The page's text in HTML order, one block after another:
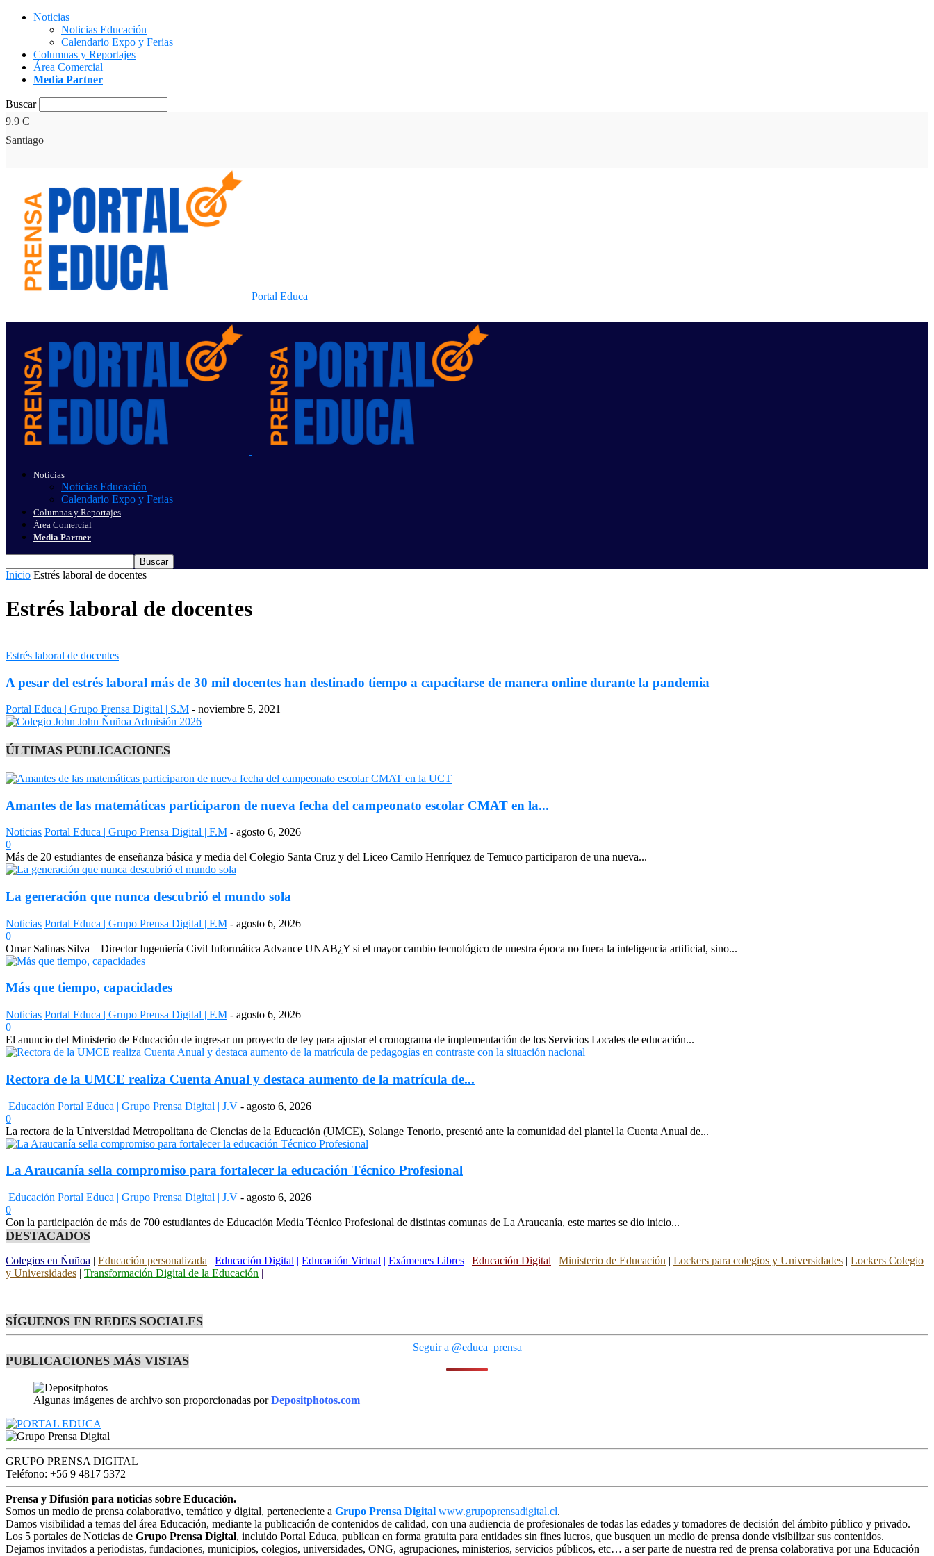
Noticias
Noticias Educación
Calendario Expo y Ferias
Columnas y Reportajes
Área Comercial
Media Partner
Buscar
9.9 C
Santiago
Portal Educa
Noticias
Noticias Educación
Calendario Expo y Ferias
Columnas y Reportajes
Área Comercial
Media Partner
Inicio Estrés laboral de docentes
Estrés laboral de docentes
Estrés laboral de docentes
A pesar del estrés laboral más de 30 mil docentes han destinado tiempo a capacitarse de manera online durante la pandemia
Portal Educa | Grupo Prensa Digital | S.M - noviembre 5, 2021
ÚLTIMAS PUBLICACIONES
Amantes de las matemáticas participaron de nueva fecha del campeonato escolar CMAT en la...
Noticias Portal Educa | Grupo Prensa Digital | F.M - agosto 6, 2026
0
Más de 20 estudiantes de enseñanza básica y media del Colegio Santa Cruz y del Liceo Camilo Henríquez de Temuco participaron de una nueva...
La generación que nunca descubrió el mundo sola
Noticias Portal Educa | Grupo Prensa Digital | F.M - agosto 6, 2026
0
Omar Salinas Silva – Director Ingeniería Civil Informática Advance UNAB¿Y si el mayor cambio tecnológico de nuestra época no fuera la inteligencia artificial, sino...
Más que tiempo, capacidades
Noticias Portal Educa | Grupo Prensa Digital | F.M - agosto 6, 2026
0
El anuncio del Ministerio de Educación de ingresar un proyecto de ley para ajustar el cronograma de implementación de los Servicios Locales de educación...
Rectora de la UMCE realiza Cuenta Anual y destaca aumento de la matrícula de...
Educación Portal Educa | Grupo Prensa Digital | J.V - agosto 6, 2026
0
La rectora de la Universidad Metropolitana de Ciencias de la Educación (UMCE), Solange Tenorio, presentó ante la comunidad del plantel la Cuenta Anual de...
La Araucanía sella compromiso para fortalecer la educación Técnico Profesional
Educación Portal Educa | Grupo Prensa Digital | J.V - agosto 6, 2026
0
Con la participación de más de 700 estudiantes de Educación Media Técnico Profesional de distintas comunas de La Araucanía, este martes se dio inicio...
DESTACADOS
Colegios en Ñuñoa | Educación personalizada | Educación Digital | Educación Virtual | Exámenes Libres | Educación Digital | Ministerio de Educación | Lockers para colegios y Universidades | Lockers Colegio
y Universidades | Transformación Digital de la Educación |
SÍGUENOS EN REDES SOCIALES
Seguir a @educa_prensa
PUBLICACIONES MÁS VISTAS
Algunas imágenes de archivo son proporcionadas porDepositphotos.com
GRUPO PRENSA DIGITAL
Teléfono: +56 9 4817 5372
Prensa y Difusión para noticias sobre Educación.
Somos un medio de prensa colaborativo, temático y digital, perteneciente a Grupo Prensa Digital www.grupoprensadigital.cl.
Damos visibilidad a temas del área Educación, mediante la publicación de contenidos de calidad, con una audiencia de profesionales de todas las edades y tomadores de decisión del ámbito público y privado.
Los 5 portales de Noticias de Grupo Prensa Digital, incluido Portal Educa, publican en forma gratuita para entidades sin fines lucros, que busquen un medio de prensa donde visibilizar sus contenidos.
Dejamos invitados a periodistas, fundaciones, municipios, colegios, universidades, ONG, agrupaciones, ministerios, servicios públicos, etc… a ser parte de nuestra red de prensa colaborativa por una Educación